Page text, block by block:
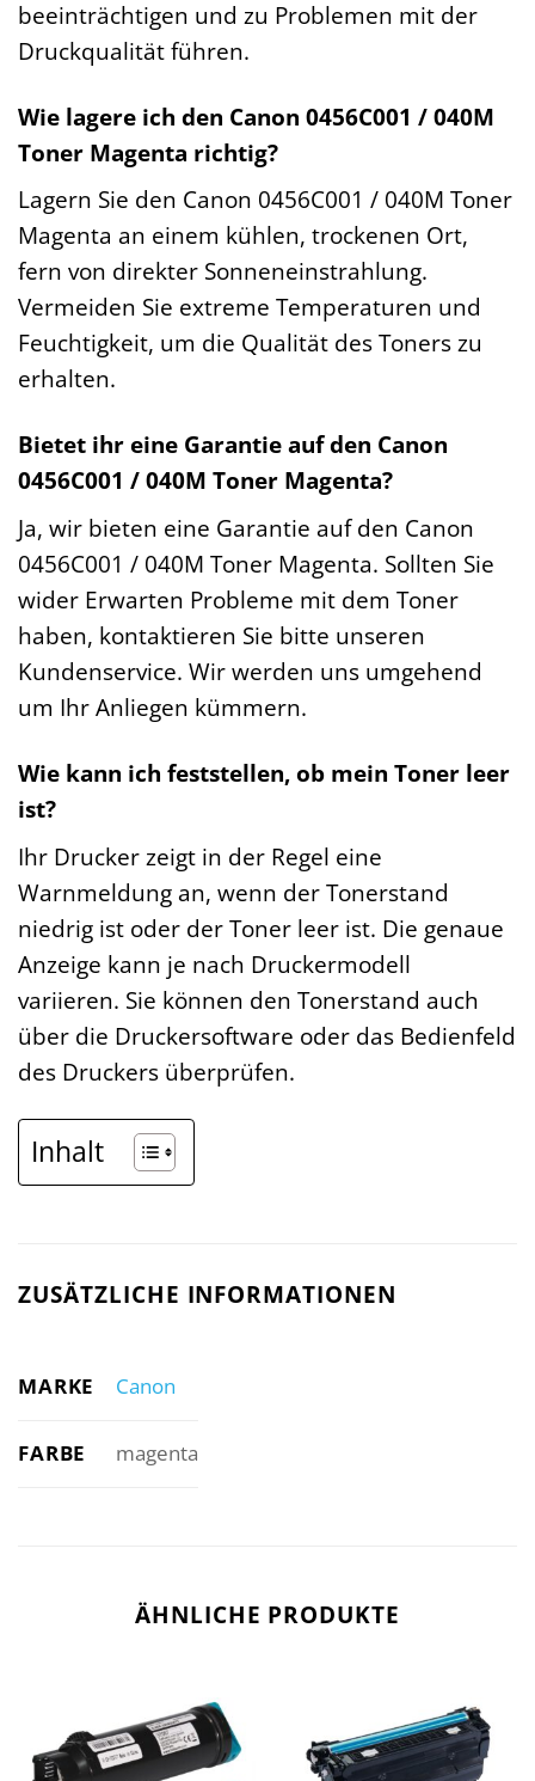
beeinträchtigen und zu Problemen mit der
Druckqualität führen.
Wie lagere ich den Canon 0456C001 / 040M
Toner Magenta richtig?
Lagern Sie den Canon 0456C001 / 040M Toner
Magenta an einem kühlen, trockenen Ort,
fern von direkter Sonneneinstrahlung.
Vermeiden Sie extreme Temperaturen und
Feuchtigkeit, um die Qualität des Toners zu
erhalten.
Bietet ihr eine Garantie auf den Canon
0456C001 / 040M Toner Magenta?
Ja, wir bieten eine Garantie auf den Canon
0456C001 / 040M Toner Magenta. Sollten Sie
wider Erwarten Probleme mit dem Toner
haben, kontaktieren Sie bitte unseren
Kundenservice. Wir werden uns umgehend
um Ihr Anliegen kümmern.
Wie kann ich feststellen, ob mein Toner leer
ist?
Ihr Drucker zeigt in der Regel eine
Warnmeldung an, wenn der Tonerstand
niedrig ist oder der Toner leer ist. Die genaue
Anzeige kann je nach Druckermodell
variieren. Sie können den Tonerstand auch
über die Druckersoftware oder das Bedienfeld
des Druckers überprüfen.
Inhalt
ZUSÄTZLICHE INFORMATIONEN
MARKE Canon
FARBE magenta
ÄHNLICHE PRODUKTE